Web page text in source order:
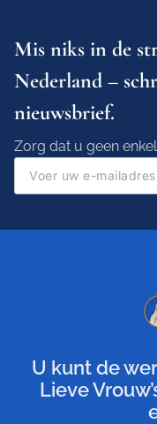
Mis niks in de
Nederland –
nieuwsbrief.
Zorg dat u geen
U kunt de
Lieve